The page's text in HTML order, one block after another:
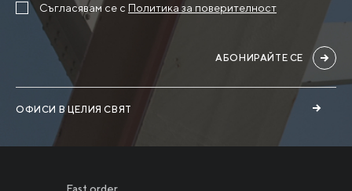
ОФИСИ В ЦЕЛИЯ СВЯТ
Съгласявам се с Политика за поверителност
АБОНИРАЙТЕ СЕ